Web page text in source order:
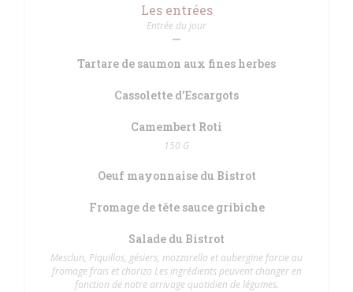
Les entrées
Entrée du jour
Tartare de saumon aux fines herbes
Cassolette d'Escargots
Camembert Roti
150 G
Oeuf mayonnaise du Bistrot
Fromage de tête sauce gribiche
Salade du Bistrot
Mesclun, Piquillos, gésiers, mozzarella et aubergine farcie au
fromage frais et chorizo Les ingrédients peuvent changer en
fonction de notre arrivage quotidien de légumes.